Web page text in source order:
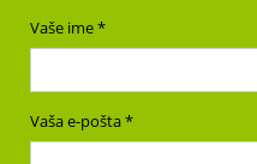
Vaše ime
Vaša e-pošta